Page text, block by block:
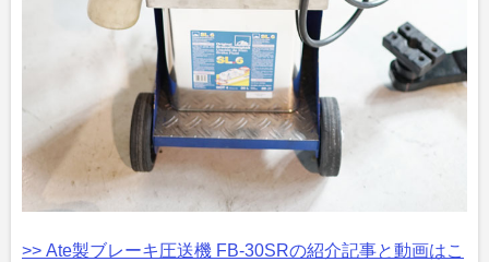
>> Ate製ブレーキ圧送機 FB-30SRの紹介記事と動画はこ